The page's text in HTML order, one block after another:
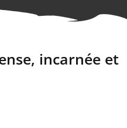
incarnée et